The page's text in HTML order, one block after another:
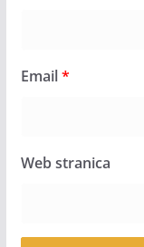
Email*
Web stranica